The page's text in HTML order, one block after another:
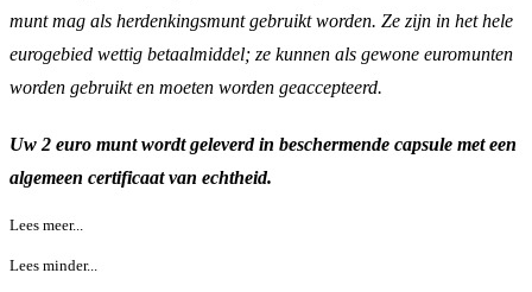
munt mag als herdenkingsmunt gebruikt worden. Ze zijn in het hele
eurogebied wettig betaalmiddel; ze kunnen als gewone euromunten
worden gebruikt en moeten worden geaccepteerd.
Uw 2 euro munt wordt geleverd in beschermende capsule met een
algemeen certificaat van echtheid.
Lees meer...
Lees minder...